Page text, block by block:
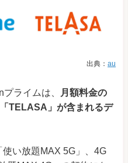
出典： au
ライムは、
月額料金の
TELASA」が含まれるデ
い放題MAX 5G」、4G